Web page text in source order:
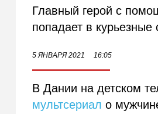
Главный герой с
попадает в курьезные
5 ЯНВАРЯ 2021 16:05
В Дании на детском
мультсериал о